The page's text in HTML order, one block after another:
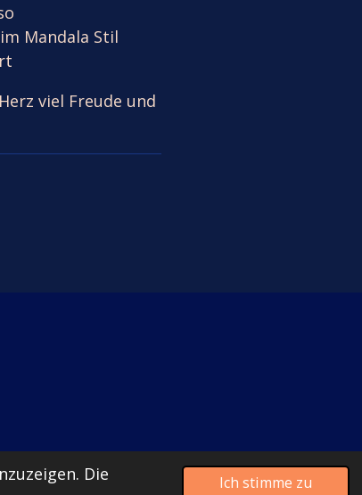
Die
Ich stimme zu
Mandala Stil
viel Freude und
Unterstützung von